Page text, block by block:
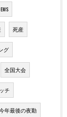
EMS
死産
グ
全国大会
チ
年最後の夜勤